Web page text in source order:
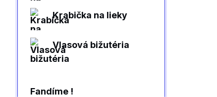
Krabička na lieky
Vlasová bižutéria
Fandíme !